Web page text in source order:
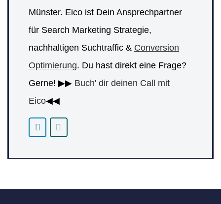
Münster. Eico ist Dein Ansprechpartner
für Search Marketing Strategie,
nachhaltigen Suchtraffic & Conversion
Optimierung. Du hast direkt eine Frage?
Gerne! ▶▶ Buch' dir deinen Call mit
Eico◀◀